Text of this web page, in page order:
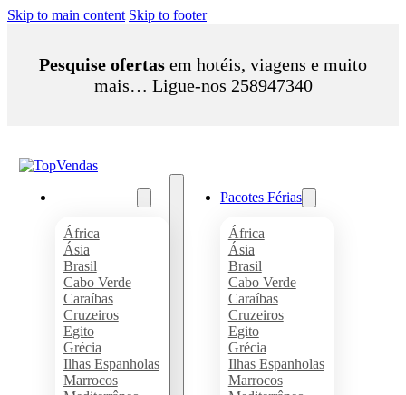
Skip to main content Skip to footer
Pesquise ofertas em hotéis, viagens e muito
mais… Ligue-nos 258947340
África
Ásia
Brasil
Cabo Verde
Caraíbas
Cruzeiros
Egito
Grécia
Ilhas Espanholas
Marrocos
Pacotes Férias
África
Ásia
Brasil
Cabo Verde
Caraíbas
Cruzeiros
Egito
Grécia
Ilhas Espanholas
Marrocos